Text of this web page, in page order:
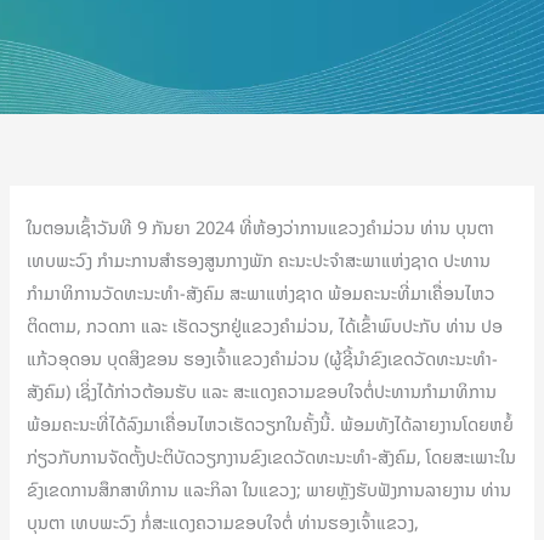
ໃນຕອນເຊົ້າວັນທີ 9 ກັນຍາ 2024 ທີ່ຫ້ອງວ່າການແຂວງຄໍາມ່ວນ ທ່ານ ບຸນຕາ
ເທບພະວົງ ກຳມະການສຳຮອງສູນກາງພັກ ຄະນະປະຈຳສະພາແຫ່ງຊາດ ປະທານ
ກຳມາທິການວັດທະນະທຳ-ສັງຄົມ ສະພາແຫ່ງຊາດ ພ້ອມຄະນະທີ່ມາເຄື່ອນໄຫວ
ຕິດຕາມ, ກວດກາ ແລະ ເຮັດວຽກຢູ່ແຂວງຄໍາມ່ວນ, ໄດ້ເຂົ້າພົບປະກັບ ທ່ານ ປອ
ແກ້ວອຸດອນ ບຸດສິງຂອນ ຮອງເຈົ້າແຂວງຄໍາມ່ວນ (ຜູ້ຊີ້ນຳຂົງເຂດວັດທະນະທຳ-
ສັງຄົມ) ເຊິ່ງໄດ້ກ່າວຕ້ອນຮັບ ແລະ ສະແດງຄວາມຂອບໃຈຕໍ່ປະທານກຳມາທິການ
ພ້ອມຄະນະທີ່ໄດ້ລົງມາເຄື່ອນໄຫວເຮັດວຽກໃນຄັ້ງນີ້. ພ້ອມທັງໄດ້ລາຍງານໂດຍຫຍໍ້
ກ່ຽວກັບການຈັດຕັ້ງປະຕິບັດວຽກງານຂົງເຂດວັດທະນະທຳ-ສັງຄົມ, ໂດຍສະເພາະໃນ
ຂົງເຂດການສຶກສາທິການ ແລະກິລາ ໃນແຂວງ; ພາຍຫຼັງຮັບຟັງການລາຍງານ ທ່ານ
ບຸນຕາ ເທບພະວົງ ກໍ່ສະແດງຄວາມຂອບໃຈຕໍ່ ທ່ານຮອງເຈົ້າແຂວງ,